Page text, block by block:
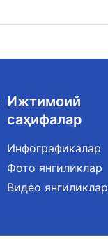
Ижтимоий
саҳифалар
Инфографикалар
Фото янгиликлар
Видео янгиликлар